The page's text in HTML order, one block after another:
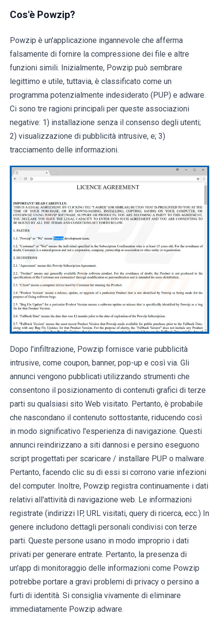
Cos'è Powzip?
Powzip è un'applicazione ingannevole che afferma
falsamente di fornire la compressione dei file e altre
funzioni simili. Inizialmente, Powzip può sembrare
legittimo e utile, tuttavia, è classificato come un
programma potenzialmente indesiderato (PUP) e adware.
Ci sono tre ragioni principali per queste associazioni
negative: 1) installazione senza il consenso degli utenti;
2) visualizzazione di pubblicità intrusive, e; 3)
tracciamento delle informazioni.
Dopo l'infiltrazione, Powzip fornisce varie pubblicità
intrusive, come coupon, banner, pop-up e così via. Gli
annunci vengono pubblicati utilizzando strumenti che
consentono il posizionamento di contenuti grafici di terze
parti su qualsiasi sito Web visitato. Pertanto, è probabile
che nascondano il contenuto sottostante, riducendo così
in modo significativo l'esperienza di navigazione. Questi
annunci reindirizzano a siti dannosi e persino eseguono
script progettati per scaricare / installare PUP o malware.
Pertanto, facendo clic su di essi si corrono varie infezioni
del computer. Inoltre, Powzip registra continuamente i dati
relativi all'attività di navigazione web. Le informazioni
registrate (indirizzi IP, URL visitati, query di ricerca, ecc.) In
genere includono dettagli personali condivisi con terze
parti. Queste persone usano in modo improprio i dati
privati per generare entrate. Pertanto, la presenza di
un'app di monitoraggio delle informazioni come Powzip
potrebbe portare a gravi problemi di privacy o persino a
furti di identità. Si consiglia vivamente di eliminare
immediatamente Powzip adware.